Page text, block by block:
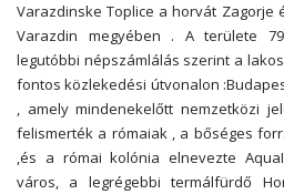
Varazdinske Toplice a horvát Zagorje
Varazdin megyében . A területe
legutóbbi népszámlálás szerint a
fontos közlekedési útvonalon
, amely mindenekelőtt nemzetközi
felismerték a rómaiak , a bőséges
,és a római kolónia elnevezte
város, a legrégebbi termálfürdő